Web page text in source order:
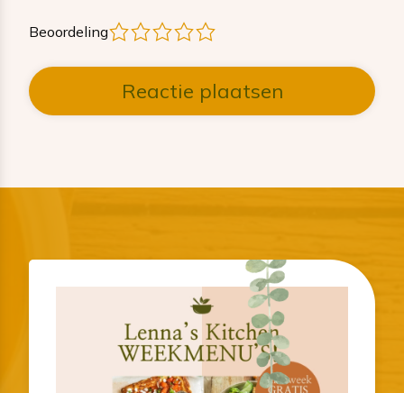
Beoordeling 4
3
2
1